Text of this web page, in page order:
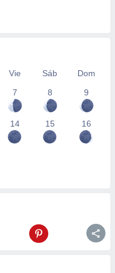
Vie Sáb
Dom
7
8 9
14 15 16